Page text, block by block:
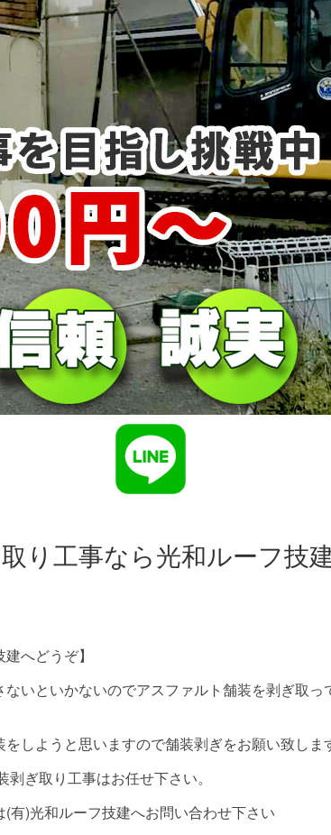
り工事なら光和ルーフ技
へどうぞ】
いといかないのでアスファルト舗装を剥ぎ取っ
しようと思いますので舗装剥ぎをお願い致しま
ぎ取り工事はお任せ下さい。
有)光和ルーフ技建へお問い合わせ下さい